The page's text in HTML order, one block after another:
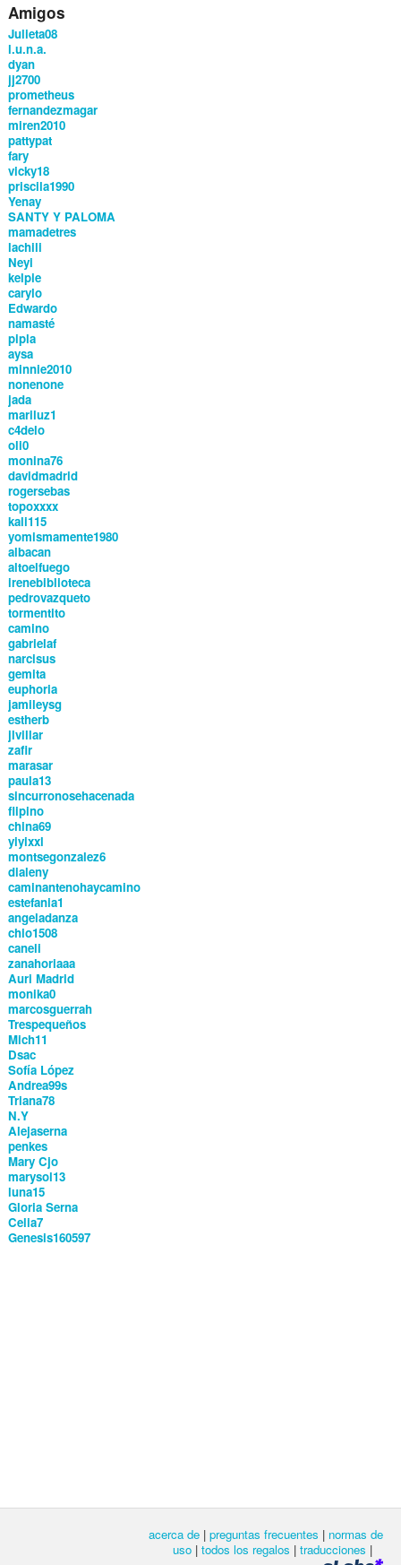
Amigos
Julieta08
l.u.n.a.
dyan
jj2700
prometheus
fernandezmagar
miren2010
pattypat
fary
vicky18
priscila1990
Yenay
SANTY Y PALOMA
mamadetres
lachili
Neyi
kelpie
carylo
Edwardo
namasté
pipla
aysa
minnie2010
nonenone
jada
mariluz1
c4delo
oli0
monina76
davidmadrid
rogersebas
topoxxxx
kali115
yomismamente1980
albacan
altoelfuego
irenebiblioteca
pedrovazqueto
tormentito
camino
gabrielaf
narcisus
gemita
euphoria
jamileysg
estherb
jlvillar
zafir
marasar
paula13
sincurronosehacenada
flipino
china69
yiyixxl
montsegonzalez6
dialeny
caminantenohaycamino
estefania1
angeladanza
chio1508
caneli
zanahoriaaa
Auri Madrid
monika0
marcosguerrah
Trespequeños
Mich11
Dsac
Sofía López
Andrea99s
Triana78
N.Y
Alejaserna
penkes
Mary Cjo
marysol13
luna15
Gloria Serna
Celia7
Genesis160597
acerca de | preguntas frecuentes | normas de
uso | todos los regalos | traducciones |